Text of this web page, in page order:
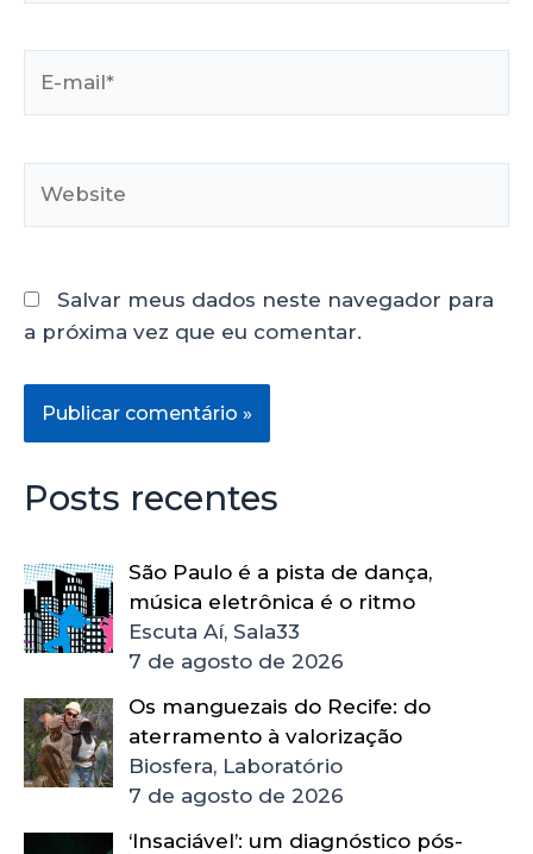
Salvar meus dados neste navegador para
a próxima vez que eu comentar.
Posts recentes
São Paulo é a pista de dança,
música eletrônica é o ritmo
Escuta Aí, Sala33
7 de agosto de 2026
Os manguezais do Recife: do
aterramento à valorização
Biosfera, Laboratório
7 de agosto de 2026
‘Insaciável’: um diagnóstico pós-